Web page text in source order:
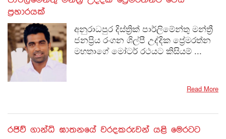
ප්‍රහාරයක්
අනුරාධපුර දිස්ත්‍රික් පාර්ලිමේන්තු මන්ත්‍රී
ජනප්‍රිය රංගන ශිල්පී උද්දික ප්‍රේමරත්න
මහතාගේ මෝටර් රථයට කිසියම් ...
Read More
රජිව් ගාන්ධි ඝාතනයේ වරදකරුවන් යළි මෙරටට